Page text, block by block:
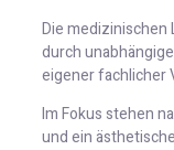
Die
durch
eigener fachlicher
Im Fokus stehen
und ein